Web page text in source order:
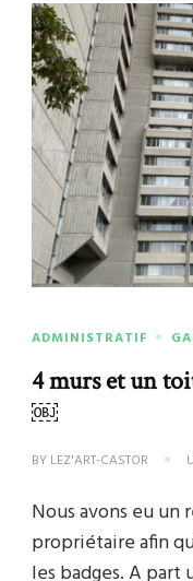
ADMINISTRATIF
4 murs et un
￼
BY LEZ'ART-CASTOR
Nous avons eu un
propriétaire afin
les badges. A part